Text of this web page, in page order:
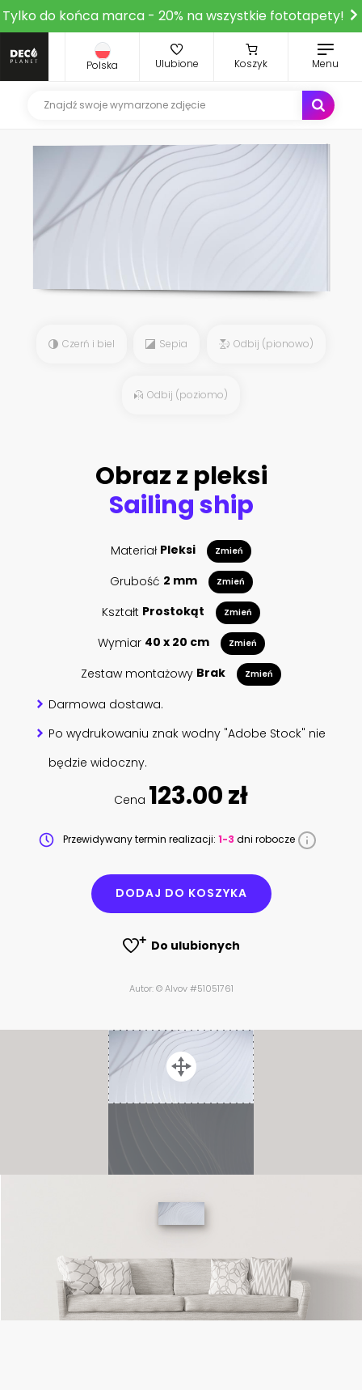
Tylko do końca marca - 20% na wszystkie fototapety!
Polska Ulubione Koszyk Menu
Czerń i biel Sepia Odbij (pionowo)
Odbij (poziomo)
Obraz z pleksi
Sailing ship
Materiał Pleksi Zmień
Grubość 2 mm Zmień
Kształt Prostokąt Zmień
Wymiar 40 x 20 cm Zmień
Zestaw montażowy Brak Zmień
Darmowa dostawa.
Po wydrukowaniu znak wodny "Adobe Stock" nie
będzie widoczny.
Cena 123.00 zł
Przewidywany termin realizacji: 1-3 dni robocze
DODAJ DO KOSZYKA
Do ulubionych
Autor: © Alvov #51051761